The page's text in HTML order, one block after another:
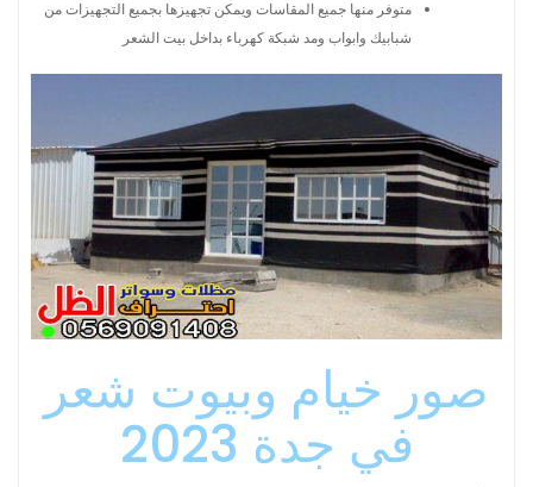
متوفر منها جميع المقاسات ويمكن تجهيزها بجميع التجهيزات من
شبابيك وابواب ومد شبكة كهرباء بداخل بيت الشعر
صور خيام وبيوت شعر
في جدة 2023